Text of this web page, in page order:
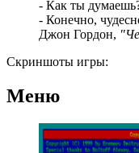
- Как ты
- Конечно,
Джон Гордон,
Скриншоты игры:
Меню